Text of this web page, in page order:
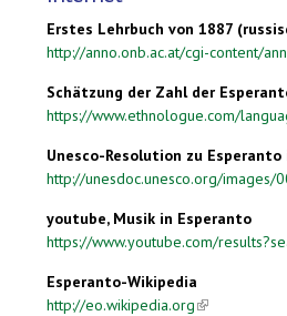
Erstes Lehrbuch von 1887
http://anno.onb.ac.at/cgi-content/
Schätzung der Zahl der
https://www.ethnologue.com/
Unesco-Resolution zu
http://unesdoc.unesco.org/
youtube, Musik in Esperanto
https://www.youtube.com/
Esperanto-Wikipedia
http://eo.wikipedia.org(link is